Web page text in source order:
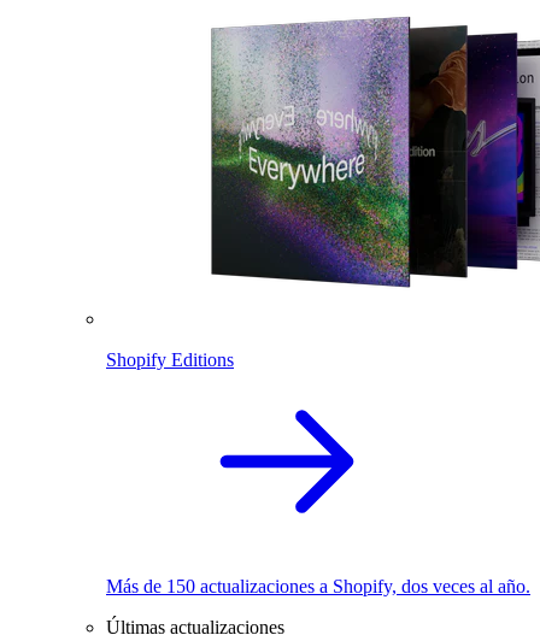
Shopify Editions
Más de 150 actualizaciones a Shopify, dos veces al año.
Últimas actualizaciones